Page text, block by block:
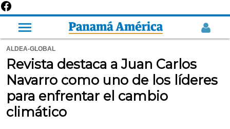
ALDEA-GLOBAL
Revista destaca a Juan Carlos
Navarro como uno de los líderes
para enfrentar el cambio
climático